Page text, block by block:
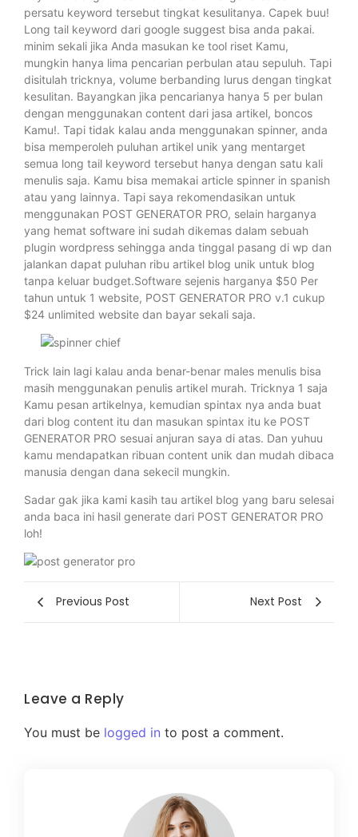
persatu keyword tersebut tingkat kesulitanya. Capek buu!
Long tail keyword dari google suggest bisa anda pakai.
minim sekali jika Anda masukan ke tool riset Kamu,
mungkin hanya lima pencarian perbulan atau sepuluh. Tapi
disitulah tricknya, volume berbanding lurus dengan tingkat
kesulitan. Bayangkan jika pencarianya hanya 5 per bulan
dengan menggunakan content dari jasa artikel, boncos
Kamu!. Tapi tidak kalau anda menggunakan spinner, anda
bisa memperoleh puluhan artikel unik yang mentarget
semua long tail keyword tersebut hanya dengan satu kali
menulis saja. Kamu bisa memakai article spinner in spanish
atau yang lainnya. Tapi saya rekomendasikan untuk
menggunakan POST GENERATOR PRO, selain harganya
yang hemat software ini sudah dikemas dalam sebuah
plugin wordpress sehingga anda tinggal pasang di wp dan
jalankan dapat puluhan ribu artikel blog unik untuk blog
tanpa keluar budget.Software sejenis harganya $50 Per
tahun untuk 1 website, POST GENERATOR PRO v.1 cukup
$24 unlimited website dan bayar sekali saja.
Trick lain lagi kalau anda benar-benar males menulis bisa
masih menggunakan penulis artikel murah. Tricknya 1 saja
Kamu pesan artikelnya, kemudian spintax nya anda buat
dari blog content itu dan masukan spintax itu ke POST
GENERATOR PRO sesuai anjuran saya di atas. Dan yuhuu
kamu mendapatkan ribuan content unik dan mudah dibaca
manusia dengan dana sekecil mungkin.
Sadar gak jika kami kasih tau artikel blog yang baru selesai
anda baca ini hasil generate dari POST GENERATOR PRO
loh!
Previous Post Next Post
Leave a Reply
You must be logged in to post a comment.